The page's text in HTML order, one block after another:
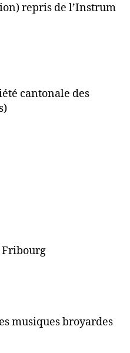
repris de l’Instrum
cantonale des
Fribourg
musiques broyardes